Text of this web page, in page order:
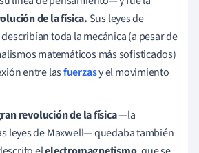
de la física. Sus leyes de
toda la mecánica (a pesar de
matemáticos más sofisticados)
entre lasfuerzasy el movimiento
revolución de la física—la
leyes de Maxwell— quedaba también